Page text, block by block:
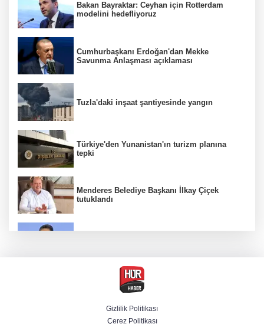
Bakan Bayraktar: Ceyhan için Rotterdam
modelini hedefliyoruz
Cumhurbaşkanı Erdoğan'dan Mekke
Savunma Anlaşması açıklaması
Tuzla'daki inşaat şantiyesinde yangın
Türkiye'den Yunanistan'ın turizm planına
tepki
Menderes Belediye Başkanı İlkay Çiçek
tutuklandı
Hür Ağbaba soruşturmasında MASAK para
hareketlerini inceledi
Gizlilik Politikası
Çerez Politikası